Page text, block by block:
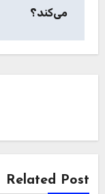
می‌کند؟
Related Post